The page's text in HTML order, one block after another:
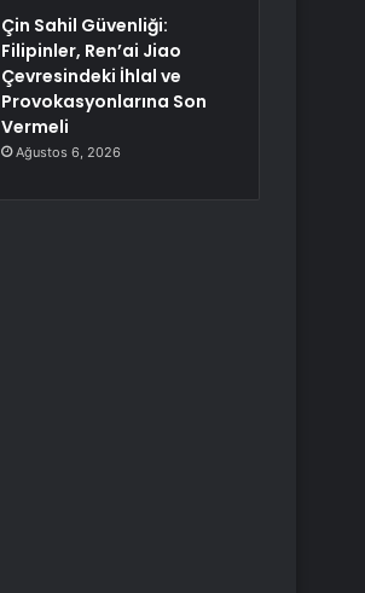
Çin Sahil Güvenliği:
Filipinler, Ren’ai Jiao
Çevresindeki İhlal ve
Provokasyonlarına Son
Vermeli
Ağustos 6, 2026